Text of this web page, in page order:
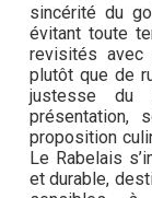
sincérité du
évitant toute
revisités avec
plutôt que de
justesse du
présentation,
proposition
Le Rabelais
et durable,